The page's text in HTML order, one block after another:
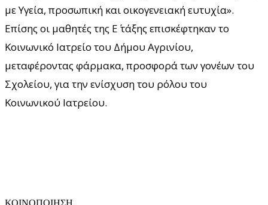
με Υγεία, προσωπική και οικογενειακή ευτυχία».
Επίσης οι μαθητές της Ε΄ τάξης επισκέφτηκαν το
Κοινωνικό Ιατρείο του Δήμου Αγρινίου,
μεταφέροντας φάρμακα, προσφορά των γονέων του
Σχολείου, για την ενίσχυση του ρόλου του
Κοινωνικού Ιατρείου.
ΚΟΙΝΟΠΟΙΗΣΗ